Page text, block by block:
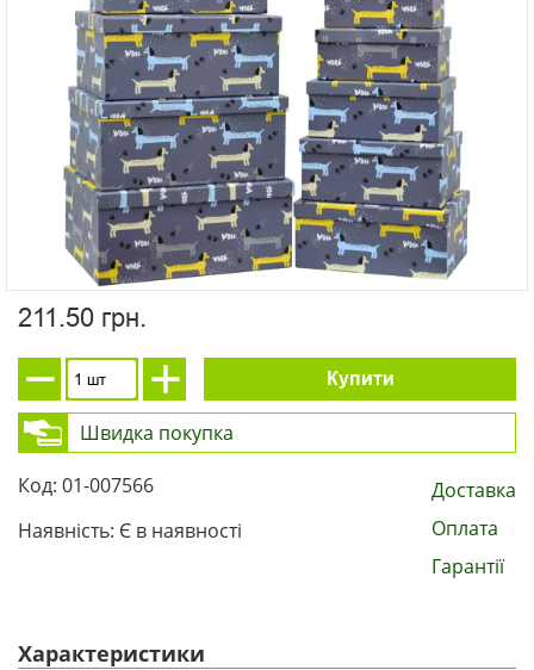
211.50 грн.
Купити
Швидка покупка
Код: 01-007566
Наявність: Є в наявності
Доставка
Оплата
Гарантії
Характеристики